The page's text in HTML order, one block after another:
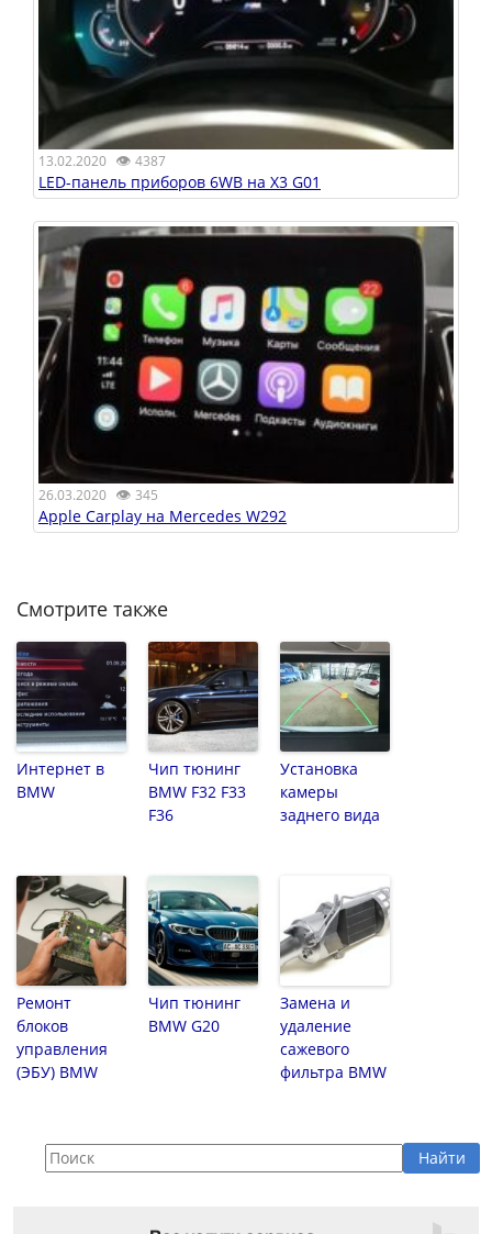
13.02.2020 👁 4387
LED-панель приборов 6WB на X3 G01
26.03.2020 👁 345
Apple Carplay на Mercedes W292
Смотрите также
Интернет в
BMW
Чип тюнинг
BMW F32 F33
F36
Установка
камеры
заднего вида
Ремонт
блоков
управления
(ЭБУ) BMW
Чип тюнинг
BMW G20
Замена и
удаление
сажевого
фильтра BMW